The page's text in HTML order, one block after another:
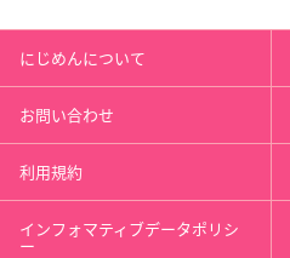
にじめんについて
お問い合わせ
利用規約
インフォマティブデータポリシ
ー